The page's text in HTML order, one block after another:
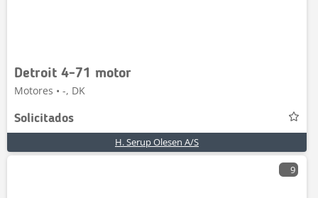
Detroit 4-71 motor
Motores • -, DK
Solicitados
H. Serup Olesen A/S
9